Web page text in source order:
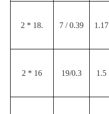
2 * 18. 7 / 0.39 1.17
2 * 16 19/0.3 1.5